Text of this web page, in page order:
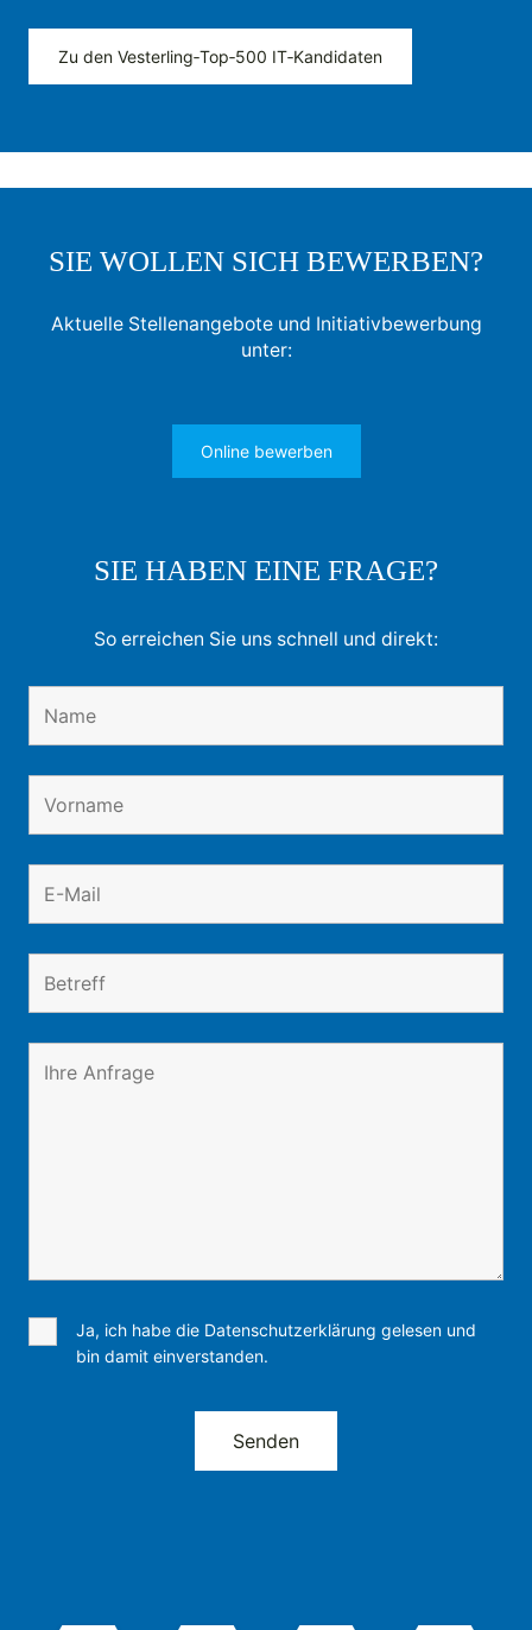
Zu den Vesterling‑Top‑500 IT‑Kandidaten
SIE WOLLEN SICH BEWERBEN?
Aktuelle Stellenangebote und Initiativbewerbung
unter:
Online bewerben
SIE HABEN EINE FRAGE?
So erreichen Sie uns schnell und direkt:
Ja, ich habe die Datenschutzerklärung gelesen und
bin damit einverstanden.